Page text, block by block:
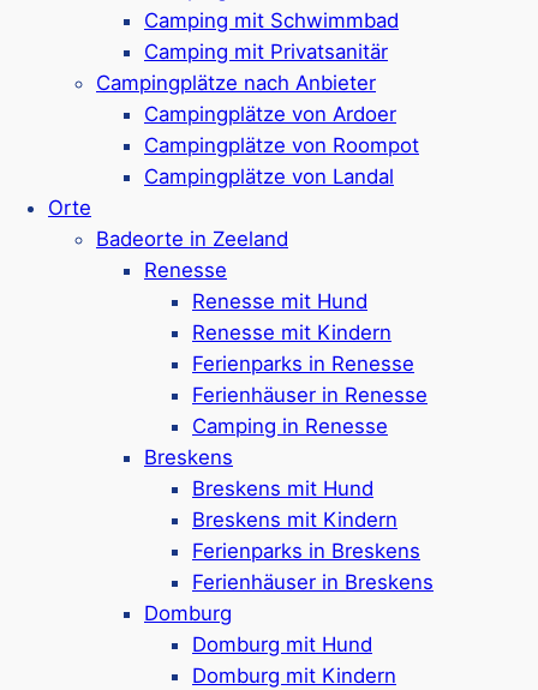
Camping mit Schwimmbad
Camping mit Privatsanitär
Campingplätze nach Anbieter
Campingplätze von Ardoer
Campingplätze von Roompot
Campingplätze von Landal
Orte
Badeorte in Zeeland
Renesse
Renesse mit Hund
Renesse mit Kindern
Ferienparks in Renesse
Ferienhäuser in Renesse
Camping in Renesse
Breskens
Breskens mit Hund
Breskens mit Kindern
Ferienparks in Breskens
Ferienhäuser in Breskens
Domburg
Domburg mit Hund
Domburg mit Kindern
Ferienpark in Domburg,
nur 5,5 km von
Oostkapelle entfernt
Ferienhäuser in verschiedenen Größen für
4 bis 16 Personen
Ferienvillen mit Reetdach & Landhäuser
Die Häuser sind optional mit Sauna &
Whirlpool ausgestattet
In einigen Ferienhäusern sind Hunde
erlaubt (bis zu 2 Hunde)
Zugang zum Badeparadies „De Parel“ im
Hof Domburg
Freibad, Hallenbad und Wellness-Anlagen
im Badeparadies
Indoor-Spielplatz und Lasergame auch
vorhanden bei Hof Domburg
Ca. 1 km bis zum Strand
Google Rezensionen:
4,2/4 Sterne
Rezensionen)
Mehr ansehen*